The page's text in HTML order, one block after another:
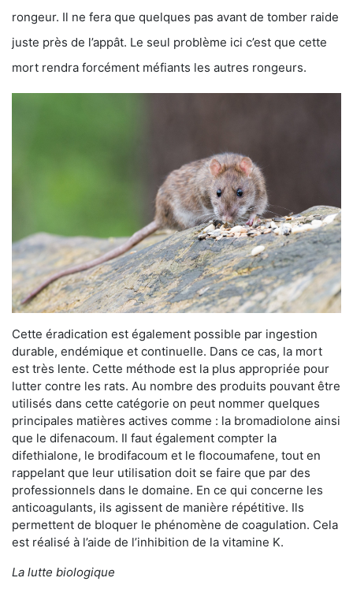
rongeur. Il ne fera que quelques pas avant de tomber raide
juste près de l’appât. Le seul problème ici c’est que cette
mort rendra forcément méfiants les autres rongeurs.
Cette éradication est également possible par ingestion
durable, endémique et continuelle. Dans ce cas, la mort
est très lente. Cette méthode est la plus appropriée pour
lutter contre les rats. Au nombre des produits pouvant être
utilisés dans cette catégorie on peut nommer quelques
principales matières actives comme : la bromadiolone ainsi
que le difenacoum. Il faut également compter la
difethialone, le brodifacoum et le flocoumafene, tout en
rappelant que leur utilisation doit se faire que par des
professionnels dans le domaine. En ce qui concerne les
anticoagulants, ils agissent de manière répétitive. Ils
permettent de bloquer le phénomène de coagulation. Cela
est réalisé à l’aide de l’inhibition de la vitamine K.
La lutte biologique